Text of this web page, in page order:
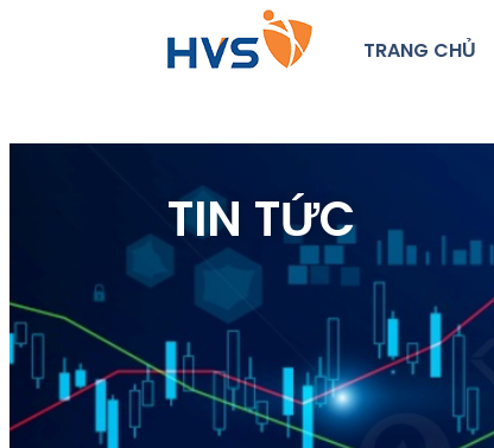
TRANG CHỦ
TIN TỨC